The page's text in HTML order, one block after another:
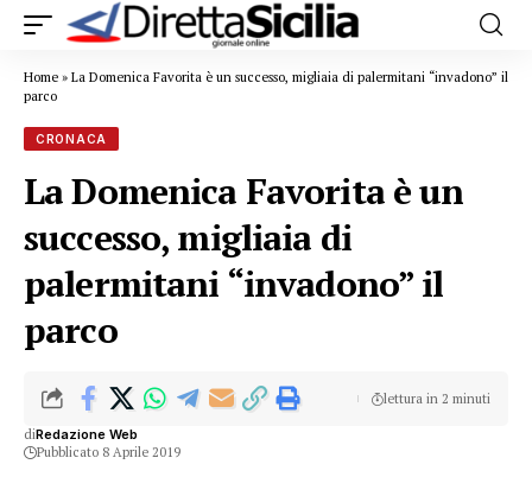
Home » La Domenica Favorita è un successo, migliaia di palermitani “invadono” il
parco
CRONACA
La Domenica Favorita è un
successo, migliaia di
palermitani “invadono” il
parco
diRedazione Web
Pubblicato 8 Aprile 2019
lettura in 2 minuti